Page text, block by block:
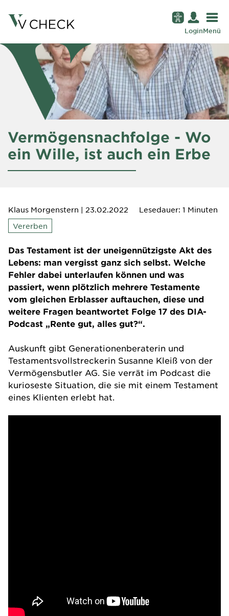
LoginMenü
Vermögensnachfolge - Wo
ein Wille, ist auch ein Erbe
Klaus Morgenstern | 23.02.2022
Lesedauer: 1 Minuten
Vererben
Das Testament ist der uneigennützigste Akt des
Lebens: man vergisst ganz sich selbst. Welche
Fehler dabei unterlaufen können und was
passiert, wenn plötzlich mehrere Testamente
vom gleichen Erblasser auftauchen, diese und
weitere Fragen beantwortet Folge 17 des DIA-
Podcast „Rente gut, alles gut?“.
Auskunft gibt Generationenberaterin und
Testamentsvollstreckerin Susanne Kleiß von der
Vermögensbutler AG. Sie verrät im Podcast die
kurioseste Situation, die sie mit einem Testament
eines Klienten erlebt hat.